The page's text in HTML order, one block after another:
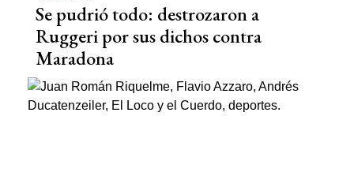
Se pudrió todo: destrozaron a
Ruggeri por sus dichos contra
Maradona